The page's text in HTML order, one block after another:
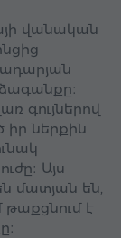
վանական
գույներով
իր ներքին
Այս
մատյան են,
թաքցնում է